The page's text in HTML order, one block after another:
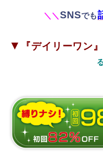
＼ ＼SNSでも
▼ 『デイリーワン』